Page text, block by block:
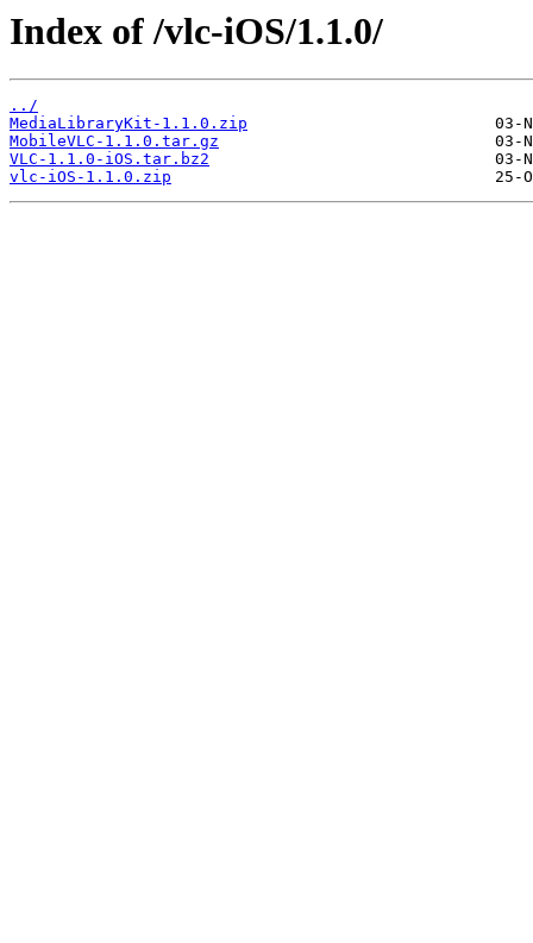
Index of /vlc-iOS/1.1.0/
../
MediaLibraryKit-1.1.0.zip
MobileVLC-1.1.0.tar.gz
VLC-1.1.0-iOS.tar.bz2
vlc-iOS-1.1.0.zip